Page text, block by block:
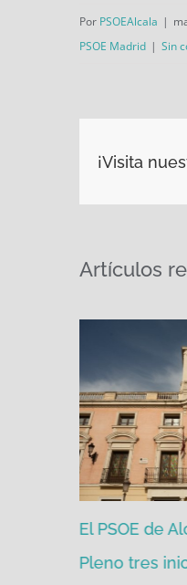
Por PSOEAlcala |
PSOE Madrid | Sin
¡Visita
Artículos
El PSOE de
Pleno tres